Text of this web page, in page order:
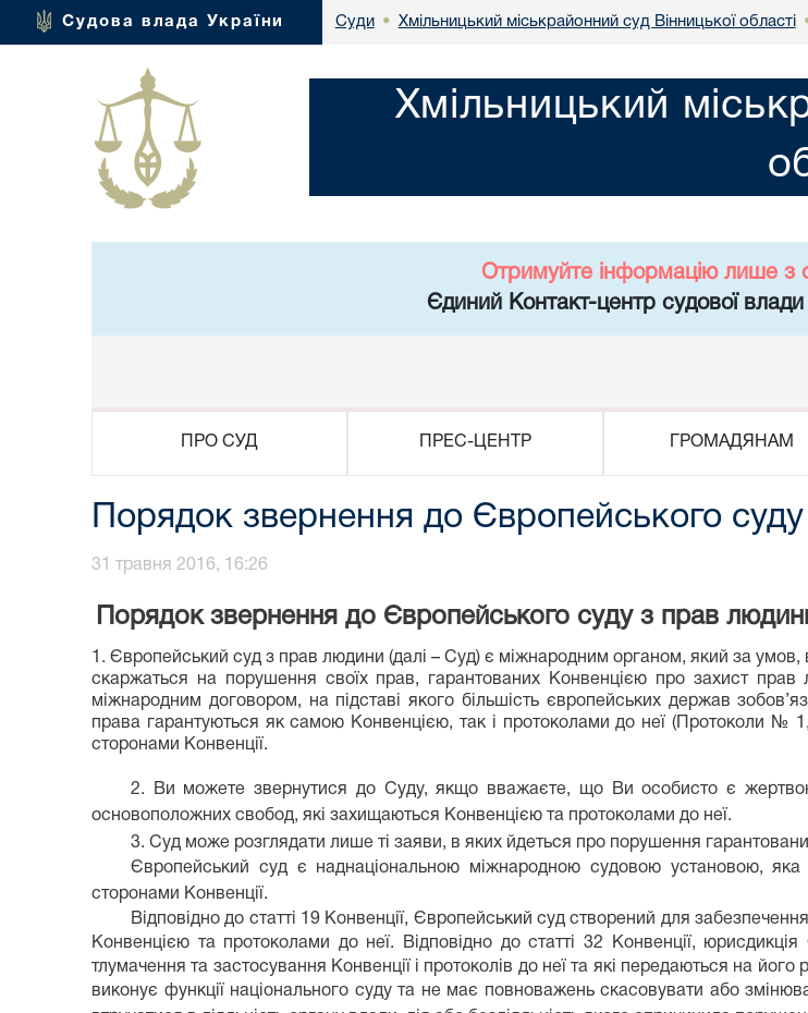
Судова влада України Суди • Хмільницький міськрайонний суд Вінницької області
Хмільницький
Отримуйте інформацію лише з
Єдиний Контакт-центр судової
ПРО СУД ПРЕС-ЦЕНТР ГРОМАДЯНАМ
Порядок звернення до Європейського
31 травня 2016, 16:26
Порядок звернення до Європейського суду з прав
1. Європейський суд з прав людини (далі – Суд) є міжнародним органом, який за
скаржаться на порушення своїх прав, гарантованих Конвенцією про захист
міжнародним договором, на підставі якого більшість європейських держав
права гарантуються як самою Конвенцією, так і протоколами до неї (Протоколи №
сторонами Конвенції.
2. Ви можете звернутися до Суду, якщо вважаєте, що Ви особисто є
основоположних свобод, які захищаються Конвенцією та протоколами до неї.
3. Суд може розглядати лише ті заяви, в яких йдеться про порушення
Європейський суд є наднаціональною міжнародною судовою установою,
сторонами Конвенції.
Відповідно до статті 19 Конвенції, Європейський суд створений для
Конвенцією та протоколами до неї. Відповідно до статті 32 Конвенції,
тлумачення та застосування Конвенції і протоколів до неї та які передаються на
виконує функції національного суду та не має повноважень скасовувати або